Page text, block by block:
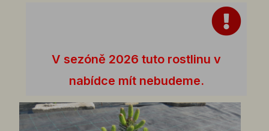
V sezóně 2026 tuto rostlinu v
nabídce mít nebudeme.